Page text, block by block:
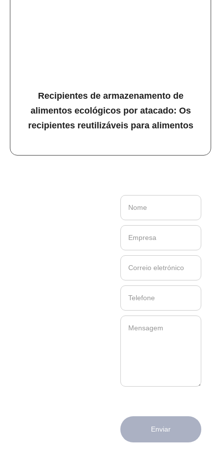
Recipientes de armazenamento de
alimentos ecológicos por atacado: Os
recipientes reutilizáveis para alimentos
Enviar